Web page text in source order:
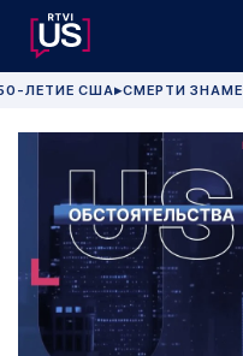
ЛЕТИЕ США▶СМЕРТИ